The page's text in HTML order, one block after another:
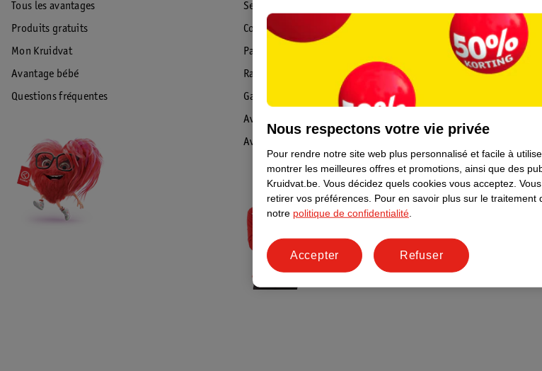
Tous les avantages
Produits gratuits
Mon Kruidvat
Avantage bébé
Questions fréquentes
Service Clientèle
Commande & Livraison
Paiement
Rappel & Retour
Garantie
Avis de sécurité
Avis
Formule
Coordonnées
Plus durable
Nous respectons votre vie privée
Pour rendre notre site web plus personnalisé et facile à
montrer les meilleures offres et promotions, ainsi que des
Kruidvat.be. Vous décidez quels cookies vous acceptez.
retirer vos préférences. Pour en savoir plus sur le traitement
notre politique de confidentialité
Refuser
Accepter